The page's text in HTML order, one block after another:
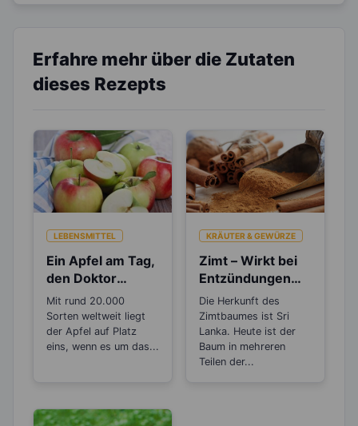
Erfahre mehr über die Zutaten
dieses Rezepts
LEBENSMITTEL
Ein Apfel am Tag,
den Doktor
gespart – Stimmt
das wirklich?
Mit rund 20.000
Sorten weltweit liegt
der Apfel auf Platz
eins, wenn es um das...
KRÄUTER & GEWÜRZE
Zimt – Wirkt bei
Entzündungen
und Rheuma
Die Herkunft des
Zimtbaumes ist Sri
Lanka. Heute ist der
Baum in mehreren
Teilen der...